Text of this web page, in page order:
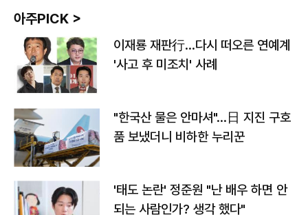
아주PICK >
이재룡 재판行…다시 떠오른 연예계
'사고 후 미조치' 사례
"한국산 물은 안마셔"…日 지진 구호
품 보냈더니 비하한 누리꾼
'태도 논란' 정준원 "난 배우 하면 안
되는 사람인가? 생각 했다"